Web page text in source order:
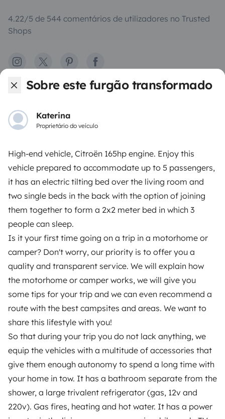
Sobre este furgão transformado
Katerina
Proprietário do veículo
High-end vehicle, Citroën 165hp engine. Enjoy this
vehicle prepared to accommodate up to 5 passengers,
it has an electric tilting bed over the living room and
two single beds in the back with the option of joining
them together to form a 2x2 meter bed in which 3
people can sleep.
Is it your first time going on a trip in a motorhome or
camper? Don't worry, our priority is to offer you a
quality and transparent service. We will explain how
the motorhome or camper works, we will give you
some tips for your trip and we can even recommend a
route with the best campsites and areas. We want to
share this lifestyle with you!
So that during your trip you do not lack anything, we
equip the vehicles with a multitude of accessories that
give them enough autonomy to spend a long time with
your home in tow. It has a bathroom separate from the
shower, a large trivalent refrigerator (gas, 12v and
220v). Gas fires, heating and hot water. It has a power
4.22/5 de 544 comentários de utilizadores no Trusted
Shops
Instagram
X PinterestFacebook
Como funciona?
Primeiros passos de autocaravana
Os comentários dos nossos utilizadores
Ajuda locatário
PROPRIETÁRIOS
Criar um anúncio
Contrato de aluguer
Seguro de aluguer
Assistências de aluguer
Ajuda proprietário
Modos de pagamento seguros